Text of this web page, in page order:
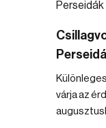
várja az